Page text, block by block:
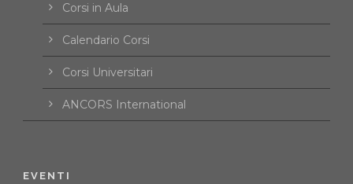
Corsi in Aula
Calendario Corsi
Corsi Universitari
ANCORS International
EVENTI